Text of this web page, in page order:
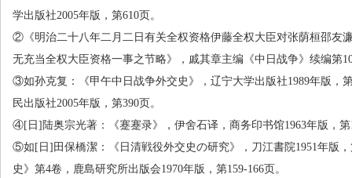
学出版社2005年版，第610页。
②《明治二十八年二月二日有关全权资格伊藤全权大臣对张荫桓邵友
无充当全权大臣资格一事之节略》，戚其章主编《中日战争》续编第
③如孙克复：《甲午中日战争外交史》，辽宁大学出版社1989年版，
民出版社2005年版，第390页。
④[ 日 ] 陆奥宗光著：《蹇蹇录》，伊舍石译，商务印书馆1963年版，第
⑤如 [ 日 ] 田保橋潔：《日清戦役外交史の研究》，刀江書院1951年版
史》第4卷，鹿島研究所出版会1970年版，第159-166页。